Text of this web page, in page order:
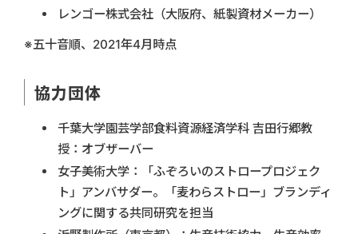
レンゴー株式会社（大阪府、紙製資材メーカー）
※五十音順、2021年4月時点
協力団体
千葉大学園芸学部食料資源経済学科 吉田行郷教
授：オブザーバー
女子美術大学：「ふぞろいのストロープロジェク
ト」アンバサダー。「麦わらストロー」ブランディ
ングに関する共同研究を担当